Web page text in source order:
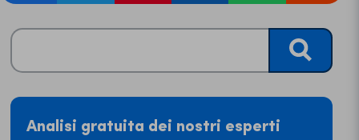
Analisi gratuita dei nostri esperti